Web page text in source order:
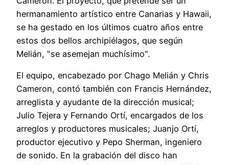
hermanamiento artístico entre Canarias y Hawaii,
se ha gestado en los últimos cuatro años entre
estos dos bellos archipiélagos, que según
Melián, "se asemejan muchísimo".
El equipo, encabezado por Chago Melián y Chris
Cameron, contó también con Francis Hernández,
arreglista y ayudante de la dirección musical;
Julio Tejera y Fernando Ortí, encargados de los
arreglos y productores musicales; Juanjo Ortí,
productor ejecutivo y Pepo Sherman, ingeniero
de sonido. En la grabación del disco han